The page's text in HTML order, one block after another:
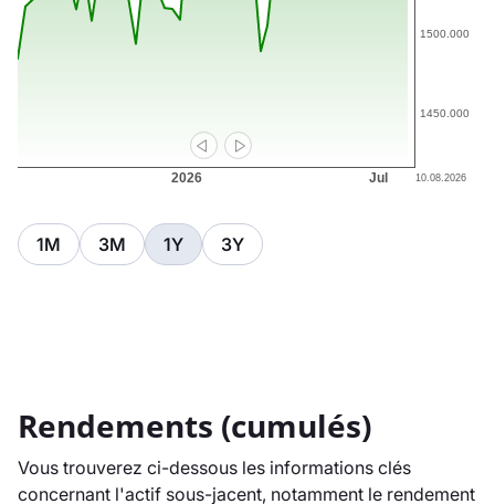
1M 3M 1Y 3Y
Rendements (cumulés)
Vous trouverez ci-dessous les informations clés
concernant l'actif sous-jacent, notamment le rendement